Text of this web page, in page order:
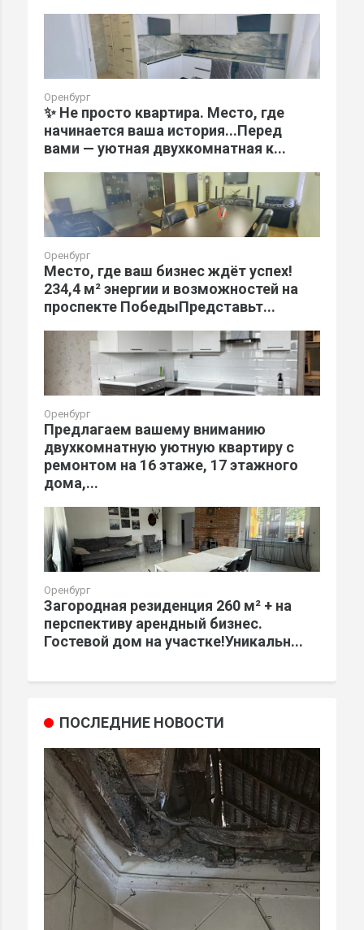
Оренбург
✨ Не просто квартира. Место, где
начинается ваша история...Перед
вами — уютная двухкомнатная к...
Оренбург
Место, где ваш бизнес ждёт успех!
234,4 м² энергии и возможностей на
проспекте ПобедыПредставьт...
Оренбург
Предлагаем вашему вниманию
двухкомнатную уютную квартиру с
ремонтом на 16 этаже, 17 этажного
дома,...
Оренбург
Загородная резиденция 260 м² + на
перспективу арендный бизнес.
Гостевой дом на участке!Уникальн...
ПОСЛЕДНИЕ НОВОСТИ